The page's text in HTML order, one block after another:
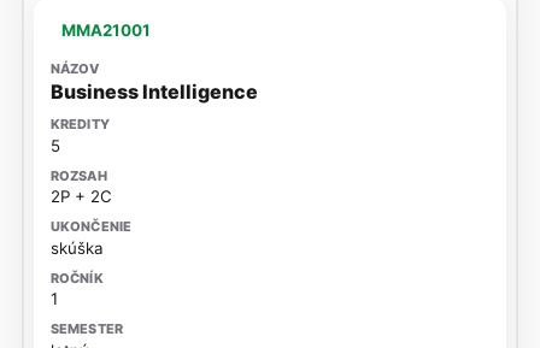
MMA21001
Business Intelligence
5
2P + 2C
skúška
1